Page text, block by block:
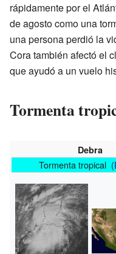
rápidamente por el
de agosto como una
una persona perdió la
Cora también afectó el
que ayudó a un vuelo
Tormenta
Debra
Tormenta tropical (